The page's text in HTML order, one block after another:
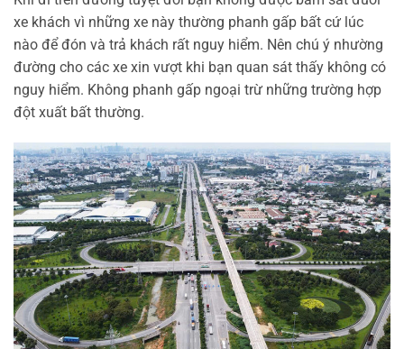
xe khách vì những xe này thường phanh gấp bất cứ lúc
nào để đón và trả khách rất nguy hiểm. Nên chú ý nhường
đường cho các xe xin vượt khi bạn quan sát thấy không có
nguy hiểm. Không phanh gấp ngoại trừ những trường hợp
đột xuất bất thường.